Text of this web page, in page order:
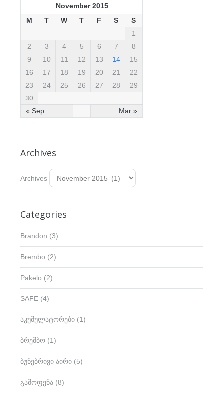
November 2015
M
T W T F S S
« Sep Mar »
1
2
3 4 5 6 7
8
9
10 11 12 13 14
15
16
17 18 19 20 21
22
23
24 25 26 27 28
29
30
Archives
Archives
Categories
Brandon (3)
Brembo (2)
Pakelo (2)
SAFE (4)
აკუმულატორები (1)
ბრემბო (1)
ბუნებრივი აირი (5)
გამოფენა (8)